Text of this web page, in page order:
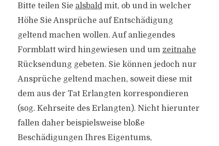
Bitte teilen Sie alsbaldmit, ob und in welcher
Höhe Sie Ansprüche auf Entschädigung
geltend machen wollen. Auf anliegendes
Formblatt wird hingewiesen und um zeitnahe
Rücksendung gebeten. Sie können jedoch nur
Ansprüche geltend machen, soweit diese mit
dem aus der Tat Erlangten korrespondieren
(sog. Kehrseite des Erlangten). Nicht hierunter
fallen daher beispielsweise bloße
Beschädigungen Ihres Eigentums,